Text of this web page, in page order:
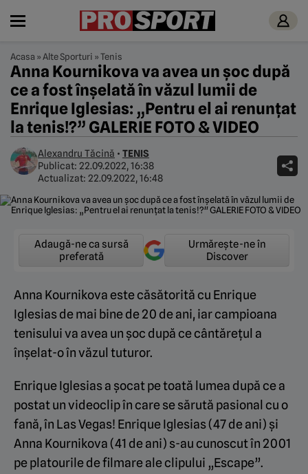
Acasa »Alte Sporturi »Tenis
Anna Kournikova va avea un șoc după
ce a fost înșelată în văzul lumii de
Enrique Iglesias: „Pentru el ai renunțat
la tenis!?” GALERIE FOTO & VIDEO
Alexandru Tăcină • TENIS
Publicat: 22.09.2022, 16:38
Actualizat: 22.09.2022, 16:48
Adaugă-ne ca sursă
preferată
Urmărește-ne în
Discover
Anna Kournikova este căsătorită cu Enrique
Iglesias de mai bine de 20 de ani, iar campioana
tenisului va avea un șoc după ce cântărețul a
înșelat-o în văzul tuturor.
Enrique Iglesias a șocat pe toată lumea după ce a
postat un videoclip în care se sărută pasional cu o
fană, în Las Vegas! Enrique Iglesias (47 de ani) și
Anna Kournikova (41 de ani) s-au cunoscut în 2001
pe platourile de filmare ale clipului „Escape”.